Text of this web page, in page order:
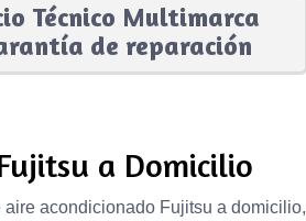
Técnico Multimarca
de reparación
a Domicilio
acondicionado Fujitsu a domicilio,